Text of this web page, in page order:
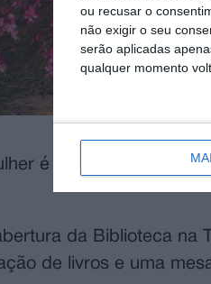
ou recusar o
não exigir o seu
serão aplicadas
qualquer momento
é assinalado em
da Biblioteca na
de livros e uma